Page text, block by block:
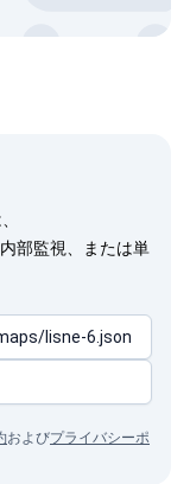
部監視、または単
およびプライバシーポ